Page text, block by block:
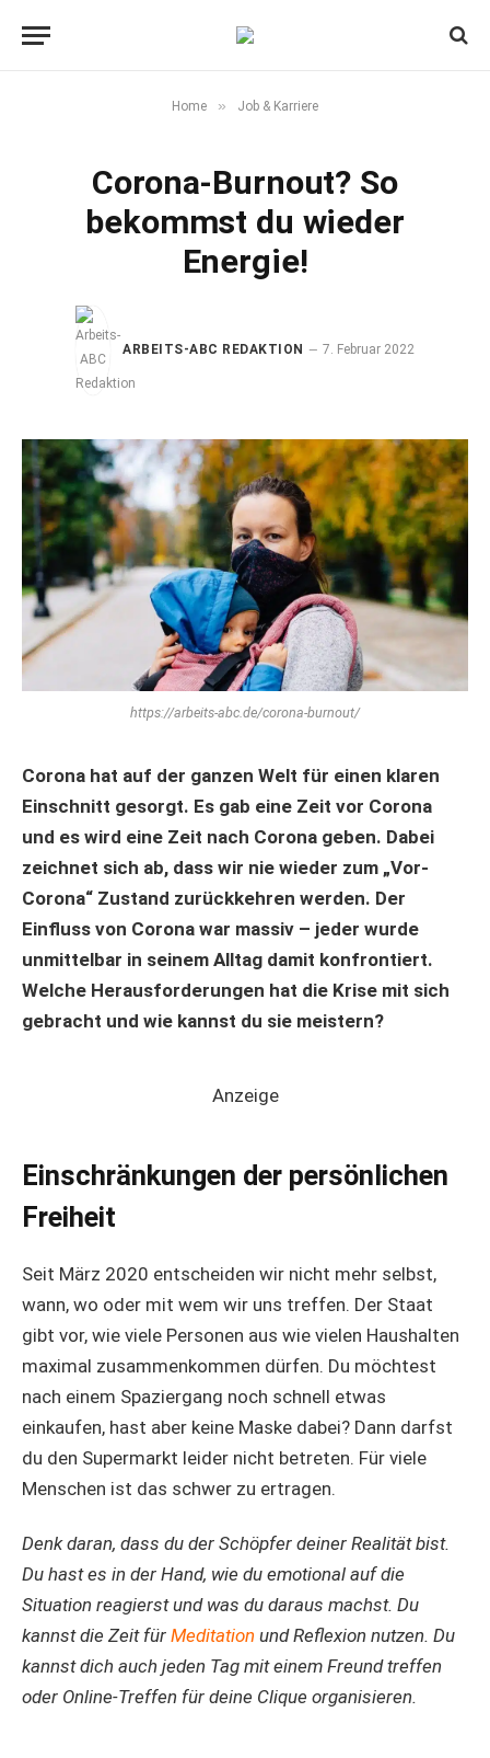
Home » Job & Karriere
Corona-Burnout? So
bekommst du wieder
Energie!
ARBEITS-ABC REDAKTION 7. Februar 2022
https://arbeits-abc.de/corona-burnout/
Corona hat auf der ganzen Welt für einen klaren
Einschnitt gesorgt. Es gab eine Zeit vor Corona
und es wird eine Zeit nach Corona geben. Dabei
zeichnet sich ab, dass wir nie wieder zum „Vor-
Corona“ Zustand zurückkehren werden. Der
Einfluss von Corona war massiv – jeder wurde
unmittelbar in seinem Alltag damit konfrontiert.
Welche Herausforderungen hat die Krise mit sich
gebracht und wie kannst du sie meistern?
Anzeige
Einschränkungen der persönlichen
Freiheit
Seit März 2020 entscheiden wir nicht mehr selbst,
wann, wo oder mit wem wir uns treffen. Der Staat
gibt vor, wie viele Personen aus wie vielen Haushalten
maximal zusammenkommen dürfen. Du möchtest
nach einem Spaziergang noch schnell etwas
einkaufen, hast aber keine Maske dabei? Dann darfst
du den Supermarkt leider nicht betreten. Für viele
Menschen ist das schwer zu ertragen.
Denk daran, dass du der Schöpfer deiner Realität bist.
Du hast es in der Hand, wie du emotional auf die
Situation reagierst und was du daraus machst. Du
kannst die Zeit für Meditation und Reflexion nutzen. Du
kannst dich auch jeden Tag mit einem Freund treffen
oder Online-Treffen für deine Clique organisieren.